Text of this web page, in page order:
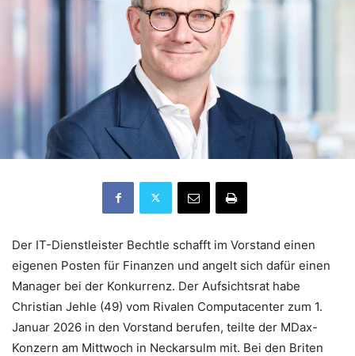
Der IT-Dienstleister Bechtle schafft im Vorstand einen
eigenen Posten für Finanzen und angelt sich dafür einen
Manager bei der Konkurrenz. Der Aufsichtsrat habe
Christian Jehle (49) vom Rivalen Computacenter zum 1.
Januar 2026 in den Vorstand berufen, teilte der MDax-
Konzern am Mittwoch in Neckarsulm mit. Bei den Briten